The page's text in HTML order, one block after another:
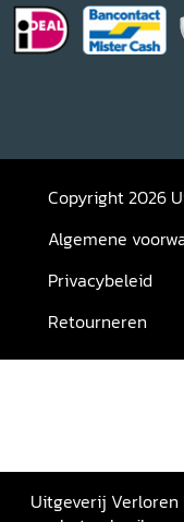
Copyright 2026
Algemene
Privacybeleid
Retourneren
Uitgeverij Verloren